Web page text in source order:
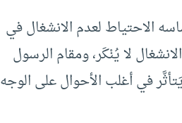
الاحتياط لعدم الانشغال في
لا يُنْكَر، ومقام الرسول
في أغلب الأحوال على الوجه